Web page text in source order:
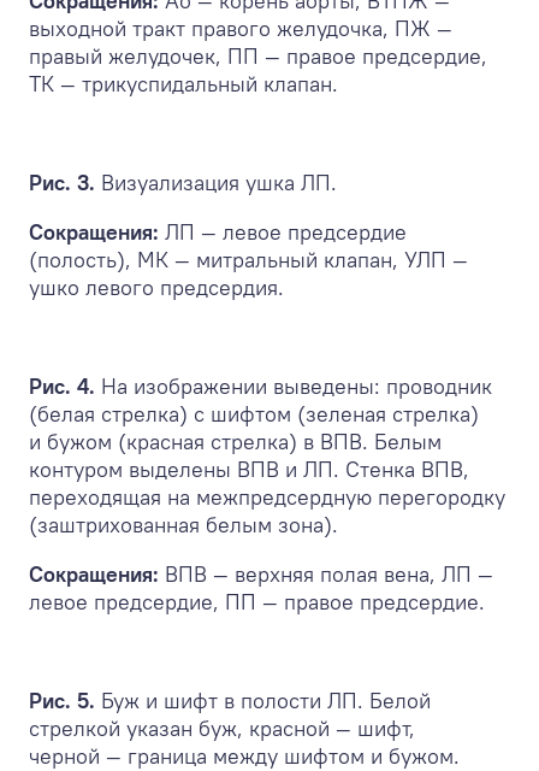
выходной тракт правого желудочка, ПЖ —
правый желудочек, ПП — правое предсердие,
ТК — трикуспидальный клапан.
Рис. 3. Визуализация ушка ЛП.
Сокращения: ЛП — левое предсердие
(полость), МК — митральный клапан, УЛП —
ушко левого предсердия.
Рис. 4. На изображении выведены: проводник
(белая стрелка) с шифтом (зеленая стрелка)
и бужом (красная стрелка) в ВПВ. Белым
контуром выделены ВПВ и ЛП. Стенка ВПВ,
переходящая на межпредсердную перегородку
(заштрихованная белым зона).
Сокращения: ВПВ — верхняя полая вена, ЛП —
левое предсердие, ПП — правое предсердие.
Рис. 5. Буж и шифт в полости ЛП. Белой
стрелкой указан буж, красной — шифт,
черной — граница между шифтом и бужом.